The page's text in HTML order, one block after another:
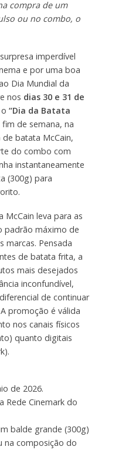
compra de um
ou no combo, o
imperdível
e por uma boa
Dia Mundial da
nos dias 30 e 31 de
“Dia da Batata
de semana, na
batata McCain,
do combo com
instantaneamente
(300g) para
McCain leva para as
padrão máximo de
marcas. Pensada
de batata frita, a
mais desejados
inconfundível,
de continuar
promoção é válida
nos canais físicos
quanto digitais
de 2026.
Rede Cinemark do
balde grande (300g)
na composição do